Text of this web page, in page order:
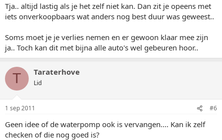
Tja.. altijd lastig als je het zelf niet kan. Dan zit je opeens met
iets onverkoopbaars wat anders nog best duur was geweest..
Soms moet je je verlies nemen en er gewoon klaar mee zijn
ja.. Toch kan dit met bijna alle auto's wel gebeuren hoor..
T Taraterhove
Lid
1 sep 2011 #6
Geen idee of de waterpomp ook is vervangen.... Kan ik zelf
checken of die nog goed is?